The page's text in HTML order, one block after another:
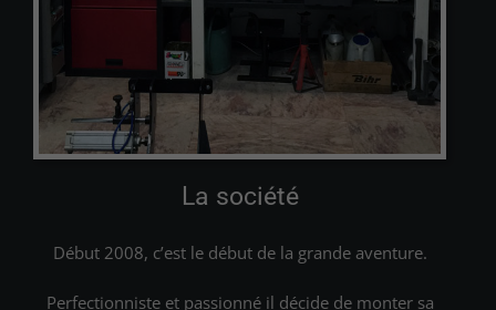
La société
Début 2008, c’est le début de la grande aventure.
Perfectionniste et passionné il décide de monter sa